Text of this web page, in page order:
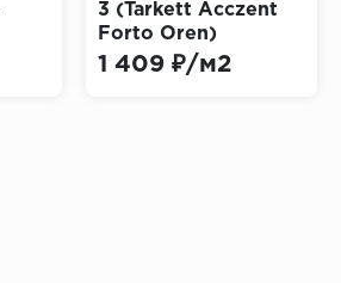
3 (Tarkett Acczent
Forto Oren)
1 409 ₽/м2